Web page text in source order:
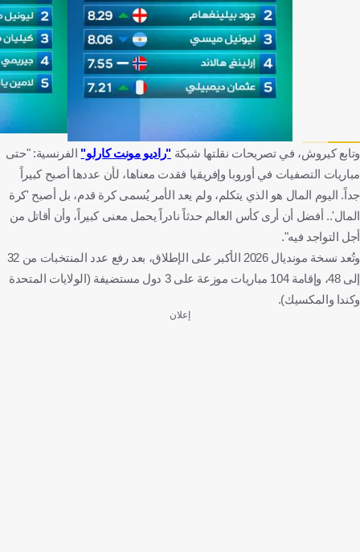
وتابع كيروش، في تصريحات نقلتها شبكة"راديو مونت كارلو" الفرنسية: "حتى
مباريات التصفيات في أوروبا وإفريقيا فقدت معناها، لأن عددها أصبح كبيراً
جداً. اليوم المال هو الذي يتكلم، ولم يعد الأمر يُسمى كرة قدم، بل أصبح 'كرة
المال'.. أفضل أن أرى كأس العالم حدثاً نادراً يحمل معنى كبيراً، وأن أقاتل من
أجل التواجد فيه".
وتُعد نسخة مونديال 2026 الأكبر على الإطلاق، بعد رفع عدد المنتخبات من 32
إلى 48، وإقامة 104 مباريات موزعة على 3 دول مستضيفة (الولايات المتحدة
وكندا والمكسيك).
إعلان